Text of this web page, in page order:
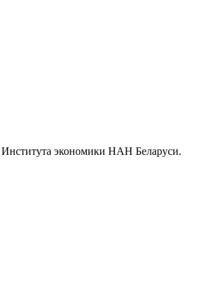
Института экономики НАН Беларуси.